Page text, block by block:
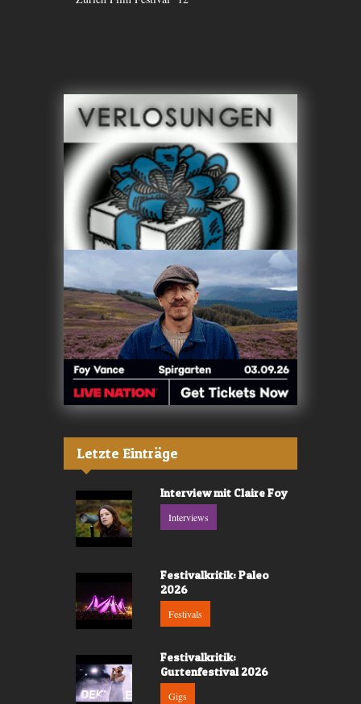
Letzte Einträge
Interview mit Claire Foy
Interviews
Festivalkritik: Paleo
2026
Festivals
Festivalkritik:
Gurtenfestival 2026
Gigs